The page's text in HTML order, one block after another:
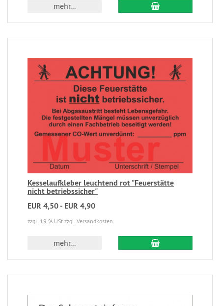
mehr...
Kesselaufkleber leuchtend rot "Feuerstätte
nicht betriebssicher"
EUR 4,50 - EUR 4,90
zzgl. 19 % USt zzgl. Versandkosten
mehr...